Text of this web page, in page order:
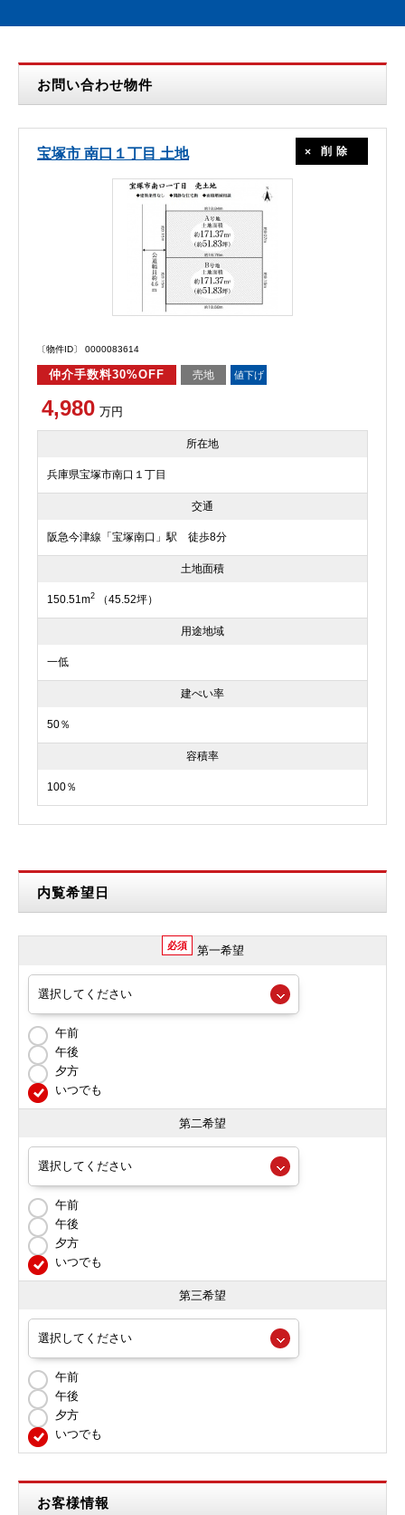
お問い合わせ物件
宝塚市 南口１丁目 土地 削除
〔物件ID〕 0000083614
仲介手数料30%OFF 売地 値下げ
4,980 万円
所在地
兵庫県宝塚市南口１丁目
交通
阪急今津線「宝塚南口」駅 徒歩8分
土地面積
150.51m2 （45.52坪）
用途地域
一低
建ぺい率
50％
容積率
100％
内覧希望日
必須 第一希望
午前
午後
夕方
いつでも
第二希望
午前
午後
夕方
いつでも
第三希望
午前
午後
夕方
いつでも
お客様情報